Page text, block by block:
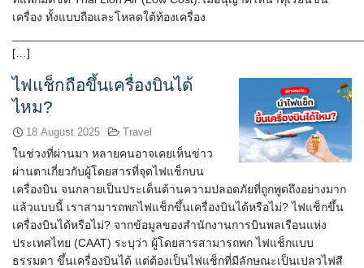
เครื่อง ทั้งแบบถือและโหลดใต้ท้องเครื่อง
[…]
ไฟแช็กถือขึ้นเครื่องบินได้
ไหม?
18 August 2025 Travel
ในช่วงที่ผ่านมา หลายคนอาจเคยเห็นข่าว
ผ่านตาเกี่ยวกับผู้โดยสารที่จุดไฟแช็กบน
เครื่องบิน จนกลายเป็นประเด็นด้านความปลอดภัยที่ถูกพูดถึงอย่างมาก
แล้วแบบนี้ เราสามารถพกไฟแช็กขึ้นเครื่องบินได้หรือไม่? ไฟแช็กขึ้น
เครื่องบินได้หรือไม่? จากข้อมูลของสำนักงานการบินพลเรือนแห่ง
ประเทศไทย (CAAT) ระบุว่า ผู้โดยสารสามารถพก ไฟแช็กแบบ
ธรรมดา ขึ้นเครื่องบินได้ แต่ต้องเป็นไฟแช็กที่มีลักษณะเป็นเปลวไฟสี